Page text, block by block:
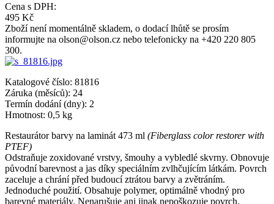
Cena s DPH:
495 Kč
Zboží není momentálně skladem, o dodací lhůtě se prosím
informujte na olson@olson.cz nebo telefonicky na +420 220 805
300.
Katalogové číslo: 81816
Záruka (měsíců): 24
Termín dodání (dny): 2
Hmotnost: 0,5 kg
Restaurátor barvy na laminát 473 ml (Fiberglass color restorer with
PTEF)
Odstraňuje zoxidované vrstvy, šmouhy a vybledlé skvrny. Obnovuje
původní barevnost a jas díky speciálním zvlhčujícím látkám. Povrch
zaceluje a chrání před budoucí ztrátou barvy a zvětráním.
Jednoduché použití. Obsahuje polymer, optimálně vhodný pro
barevné materiály. Nenarušuje ani jinak nepoškozuje povrch,